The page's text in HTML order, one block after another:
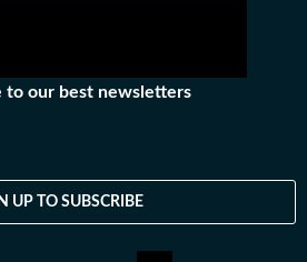
থেকে একই বিষয়ে স্নাতকোত্তর ডিগ্রি
দেখে।
to our best newsletters
UP TO SUBSCRIBE